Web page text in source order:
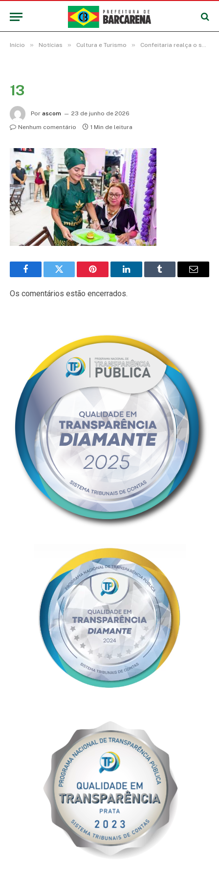
Início » Notícias » Cultura e Turismo » Confeitaria realça o sabor do Abacaxi em sobremesa que disputa o 8º Concurso Gastronômico
13
Por ascom
23 de junho de 2026
Nenhum comentário
1 Min de leitura
FacebookTwitter Pinterest LinkedInTumblr
E-
Os comentários estão encerrados.